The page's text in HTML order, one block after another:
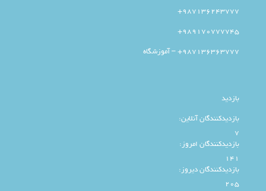
987136243777+
989170777745+
987136363777+ – آموزشگاه
بازدید
بازدیدکنندگان آنلاین:
7
بازدیدکنندگان امروز:
141
بازدیدکنندگان دیروز:
205